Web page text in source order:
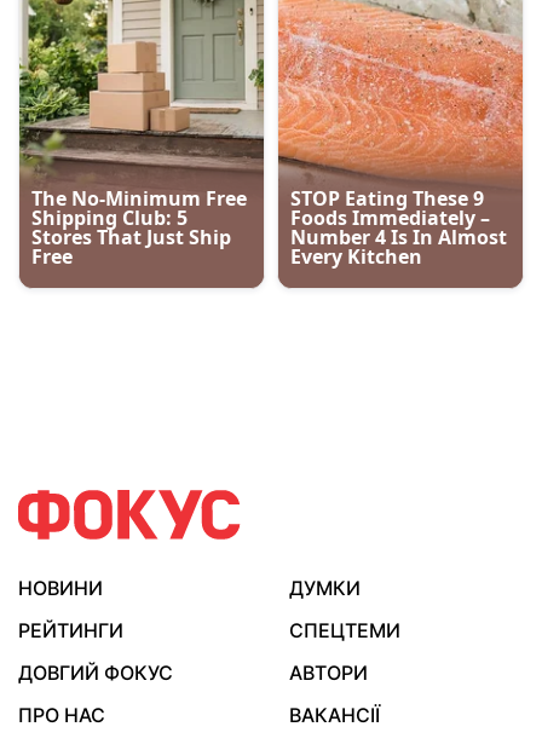
НОВИНИ
ДУМКИ
РЕЙТИНГИ
СПЕЦТЕМИ
ДОВГИЙ ФОКУС
АВТОРИ
ПРО НАС
ВАКАНСІЇ